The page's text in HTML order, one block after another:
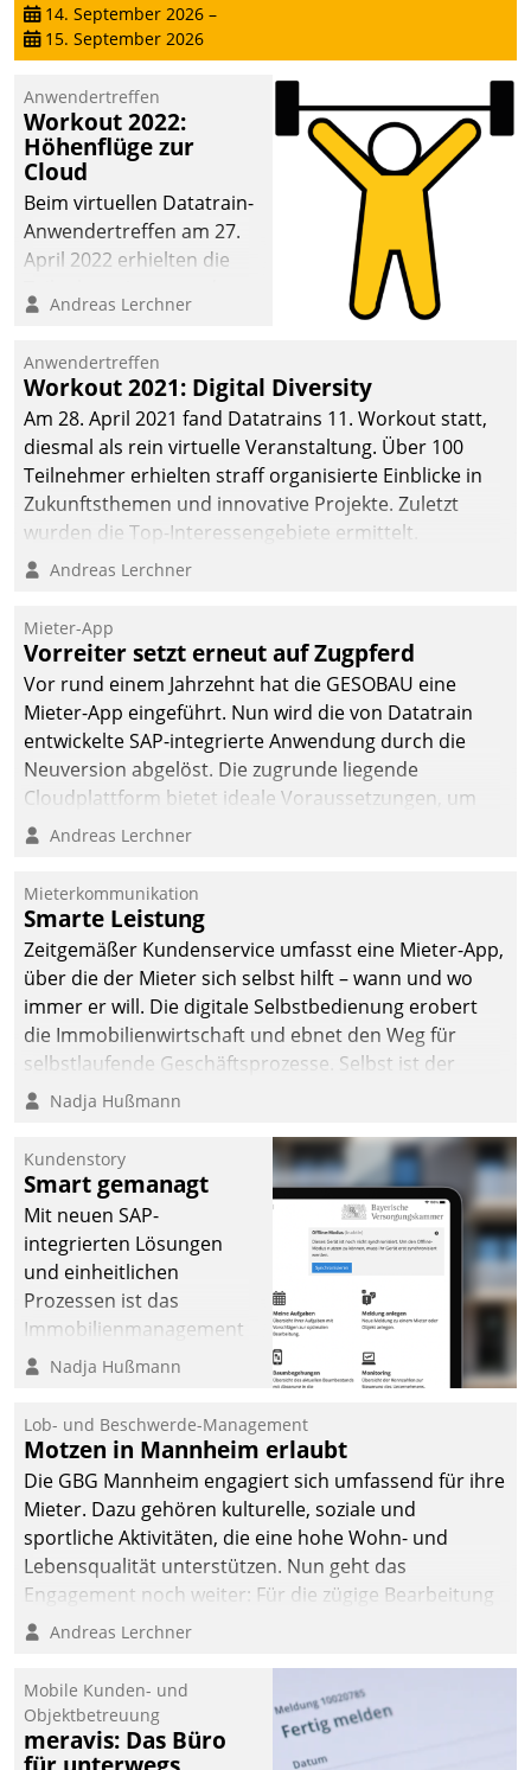
14. September 2026 –
15. September 2026
Anwendertreffen
Workout 2022:
Höhenflüge zur
Cloud
Beim virtuellen Datatrain-
Anwendertreffen am 27.
April 2022 erhielten die
Teilnehmer kurzweilige
Cloud-Strategien und -
Lösungen mit hohem
Zukunftspotenzial.
Andreas Lerchner
Anwendertreffen
Workout 2021: Digital Diversity
Am 28. April 2021 fand Datatrains 11. Workout statt,
diesmal als rein virtuelle Veranstaltung. Über 100
Teilnehmer erhielten straff organisierte Einblicke in
Zukunftsthemen und innovative Projekte. Zuletzt
wurden die Top-Interessengebiete ermittelt.
Andreas Lerchner
Mieter-App
Vorreiter setzt erneut auf Zugpferd
Vor rund einem Jahrzehnt hat die GESOBAU eine
Mieter-App eingeführt. Nun wird die von Datatrain
entwickelte SAP-integrierte Anwendung durch die
Neuversion abgelöst. Die zugrunde liegende
Cloudplattform bietet ideale Voraussetzungen, um
die Funktionalität der App zu erweitern und weitere
integrieren.
Andreas Lerchner
Mieterkommunikation
Smarte Leistung
Zeitgemäßer Kundenservice umfasst eine Mieter-App,
über die der Mieter sich selbst hilft – wann und wo
immer er will. Die digitale Selbstbedienung erobert
die Immobilienwirtschaft und ebnet den Weg für
selbstlaufende Geschäftsprozesse. Selbst ist der
Kunde und smart der Serviceanbieter.
Nadja Hußmann
Kundenstory
Smart gemanagt
Mit neuen SAP-
integrierten Lösungen
und einheitlichen
Prozessen ist das
Immobilienmanagement
der Bayerischen
Ressort Kapitalanlage für
künftige Aufgaben und
Herausforderungen
gerüstet.
Nadja Hußmann
Lob- und Beschwerde-Management
Motzen in Mannheim erlaubt
Die GBG Mannheim engagiert sich umfassend für ihre
Mieter. Dazu gehören kulturelle, soziale und
sportliche Aktivitäten, die eine hohe Wohn- und
Lebensqualität unterstützen. Nun geht das
Engagement noch weiter: Für die zügige Bearbeitung
von Beschwerden – oder Lob – richtet das
und Beschwerde-Management einen eigenen Kanal
ein.
Andreas Lerchner
Mobile Kunden- und
Objektbetreuung
meravis: Das Büro